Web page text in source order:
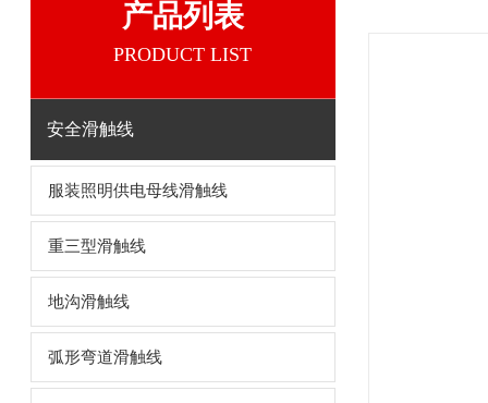
产品列表
PRODUCT LIST
安全滑触线
服装照明供电母线滑触线
重三型滑触线
地沟滑触线
弧形弯道滑触线